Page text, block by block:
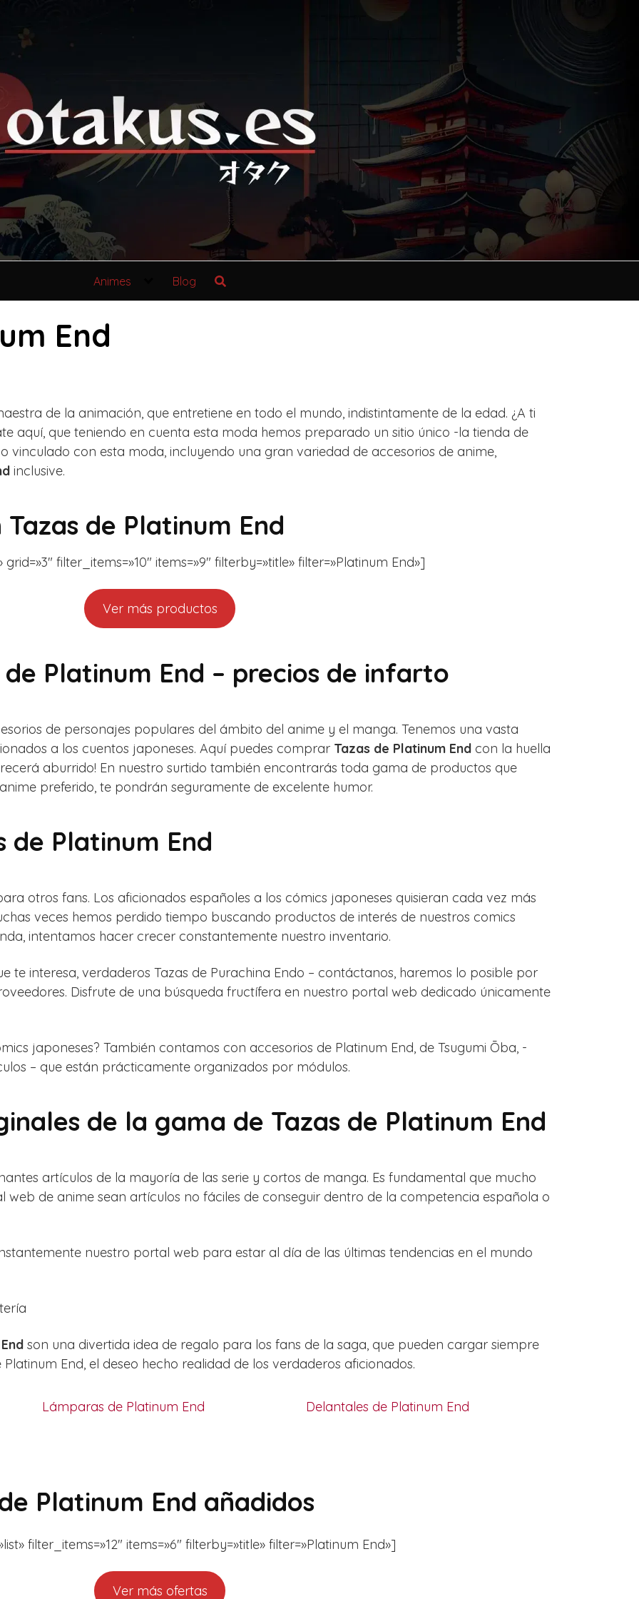
Animes Blog
End
de la animación, que entretiene en todo el mundo, indistintamente de la edad. ¿A ti
aquí, que teniendo en cuenta esta moda hemos preparado un sitio único -la tienda de
con esta moda, incluyendo una gran variedad de accesorios de anime,
inclusive.
Tazas de Platinum End
filter_items=»10″ items=»9″ filterby=»title» filter=»Platinum End»]
Ver más productos
Platinum End – precios de infarto
de personajes populares del ámbito del anime y el manga. Tenemos una vasta
a los cuentos japoneses. Aquí puedes comprar Tazas de Platinum End con la huella
aburrido! En nuestro surtido también encontrarás toda gama de productos que
preferido, te pondrán seguramente de excelente humor.
de Platinum End
otros fans. Los aficionados españoles a los cómics japoneses quisieran cada vez más
veces hemos perdido tiempo buscando productos de interés de nuestros comics
intentamos hacer crecer constantemente nuestro inventario.
te interesa, verdaderos Tazas de Purachina Endo – contáctanos, haremos lo posible por
Disfrute de una búsqueda fructífera en nuestro portal web dedicado únicamente
japoneses? También contamos con accesorios de Platinum End, de Tsugumi Ōba, -
– que están prácticamente organizados por módulos.
de la gama de Tazas de Platinum End
artículos de la mayoría de las serie y cortos de manga. Es fundamental que mucho
de anime sean artículos no fáciles de conseguir dentro de la competencia española o
nuestro portal web para estar al día de las últimas tendencias en el mundo
son una divertida idea de regalo para los fans de la saga, que pueden cargar siempre
End, el deseo hecho realidad de los verdaderos aficionados.
Lámparas de Platinum End Delantales de Platinum End
Platinum End añadidos
filter_items=»12″ items=»6″ filterby=»title» filter=»Platinum End»]
Ver más ofertas